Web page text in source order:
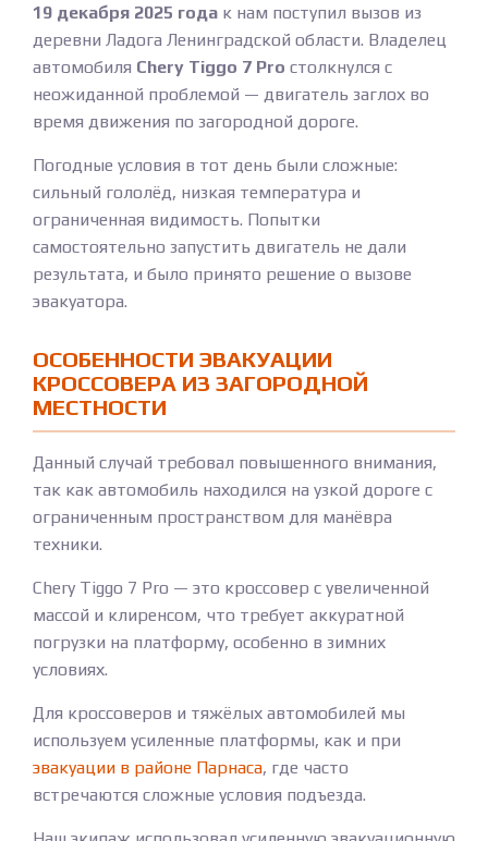
19 декабря 2025 года к нам поступил вызов из
деревни Ладога Ленинградской области. Владелец
автомобиля Chery Tiggo 7 Pro столкнулся с
неожиданной проблемой — двигатель заглох во
время движения по загородной дороге.
Погодные условия в тот день были сложные:
сильный гололёд, низкая температура и
ограниченная видимость. Попытки
самостоятельно запустить двигатель не дали
результата, и было принято решение о вызове
эвакуатора.
ОСОБЕННОСТИ ЭВАКУАЦИИ
КРОССОВЕРА ИЗ ЗАГОРОДНОЙ
МЕСТНОСТИ
Данный случай требовал повышенного внимания,
так как автомобиль находился на узкой дороге с
ограниченным пространством для манёвра
техники.
Chery Tiggo 7 Pro — это кроссовер с увеличенной
массой и клиренсом, что требует аккуратной
погрузки на платформу, особенно в зимних
условиях.
Для кроссоверов и тяжёлых автомобилей мы
используем усиленные платформы, как и при
эвакуации в районе Парнаса, где часто
встречаются сложные условия подъезда.